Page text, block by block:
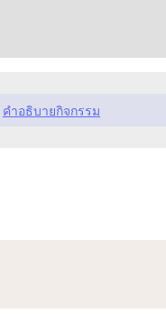
คำอธิบายกิจกรรม